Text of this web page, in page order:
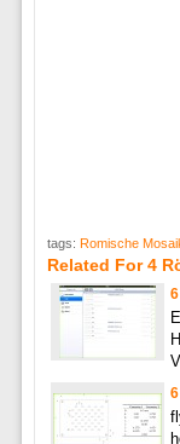
tags: Romische
Related For 4